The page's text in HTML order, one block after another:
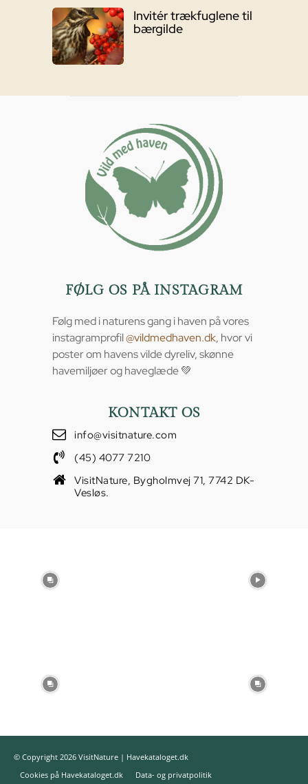
Invitér trækfuglene til
bærgilde
FØLG OS PÅ INSTAGRAM
Følg med i naturens gang i haven på vores
instagramprofil@vildmedhaven.dk, hvor vi
poster om havens vilde dyreliv, skønne
havemiljøer og haveglæde 💚
KONTAKT OS
info@visitnature.com
(45) 4077 7210
VisitNature, Bygholmvej 71, 7742 DK-
Vesløs.
© Copyright 2026 VisitNature | Havekataloget.dk
Cookies på Havekataloget.dk
Data- og privatpolitik